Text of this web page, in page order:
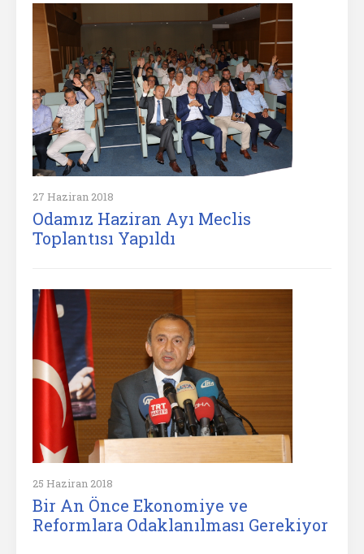
27 Haziran 2018
Odamız Haziran Ayı Meclis
Toplantısı Yapıldı
25 Haziran 2018
Bir An Önce Ekonomiye ve
Reformlara Odaklanılması Gerekiyor